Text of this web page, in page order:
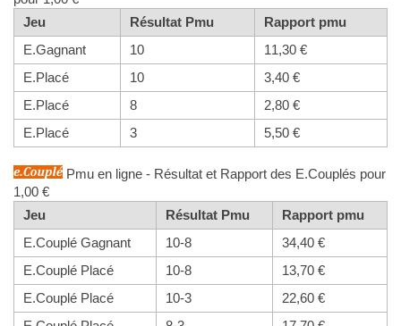
Jeu
Résultat Pmu
Rapport pmu
E.Gagnant
10
11,30 €
E.Placé
10
3,40 €
E.Placé
8
2,80 €
E.Placé
3 5,50 €
Pmu en ligne - Résultat et Rapport des E.Couplés pour
1,00 €
Jeu
Résultat Pmu
Rapport pmu
E.Couplé Gagnant
10-8
34,40 €
E.Couplé Placé
10-8
13,70 €
E.Couplé Placé
10-3
22,60 €